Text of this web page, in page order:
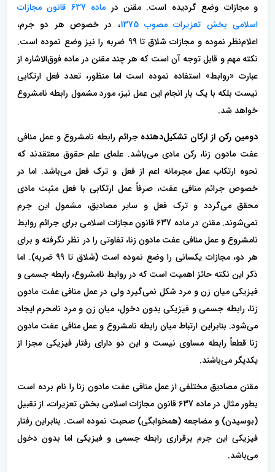
و مجازات وضع گردیده است. مقنن در
ماده 637 قانون مجازات
اسلامی بخش تعزیرات مصوب 1375
، در خصوص هر دو جرم،
اعلام‌نظر نموده و مجازات شلاق تا 99 ضربه را نیز وضع نموده است.
نکته مهم و قابل توجه آن است که هر چند مقنن در ماده فوق‌الاشاره از
عبارت «روابط» استفاده نموده است اما منظور، تعدد فعل ارتکابی
نیست بلکه با یک بار انجام این عمل نیز، مورد مشمول ر‌ابطه نامشروع
خواهد شد.
دومین رکن از ارکان تشکیل‌دهنده جرائم رابطه نامشروع و عمل منافی
عفت مادون زنا، رکن مادی می‌باشد. علمای علم حقوق معتقدند که
نحوه ارتکاب عمل مجرمانه اعم از فعل و ترک فعل می‌باشد. اما در
خصوص جرائم منافی عفت، صرفاً عمل ارتکابی با فعل مثبت مادی
محقق می‌گردد و ترک فعل و سایر مصادیق، مشمول این جرم
نمی‌شوند. مقنن در ماده 637 قانون مجازات اسلامی برای جرائم روابط
نامشروع و عمل منافی عفت مادون زنا، تفاوتی را در نظر نگرفته و برای
هر دو، مجازات یکسانی را وضع نموده است (شلاق تا 99 ضربه). اما
ذکر این نکته حائز اهمیت است که در روابط نامشروع، رابطه جسمی و
فیزیکی میان زن و مرد شکل نمی‌گیرد ولی در عمل منافی عفت مادون
زنا، رابطه جسمی و فیزیکی بدون دخول، میان زن و مرد نامحرم ایجاد
می‌شود. بنابراین ارتباط میان رابطه نامشروع و عمل منافی عفت مادون
زنا قطعاً رابطه مساوی نیست و این دو دارای رفتار فیزیکی مجزا از
یکدیگر می‌باشند.
مقنن مصادیق مختلفی از عمل منافی عفت مادون زنا را نام برده است
بطور مثال در ماده 637 قانون مجازات اسلامی بخش تعزیرات، از تقبیل
(بوسیدن) و مضاجعه (همخوابگی) صحبت نموده است. بنابراین رفتار
فیزیکی این جرم برقراری رابطه جسمی و فیزیکی اما بدون دخول
می‌باشد.